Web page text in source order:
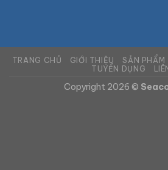
TRANG CHỦ GIỚI THIỆU SẢN PHẨM
TUYỂN DỤNG
Copyright 2026 ©